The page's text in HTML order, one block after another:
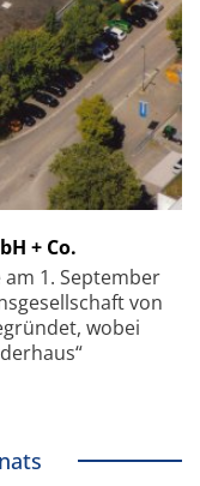
+ Co.
1. September
von
wobei